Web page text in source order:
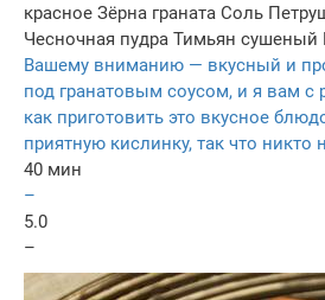
красное Зёрна граната Соль
Чесночная пудра Тимьян сушеный
Вашему вниманию — вкусный и
под гранатовым соусом, и я вам с
как приготовить это вкусное
приятную кислинку, так что никто
40 мин
–
5.0
–